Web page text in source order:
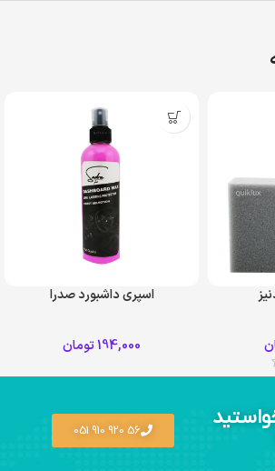
اسپری داشبورد صدرا
194,000تومان
56 920 910 051